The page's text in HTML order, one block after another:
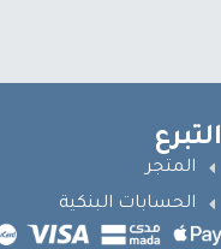
التبرع
المتجر
الحسابات البنكية